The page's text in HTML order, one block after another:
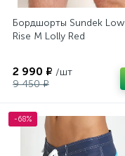
Бордшорты Sundek Low
Rise M Lolly Red
2 990 ₽ /шт
9 450 ₽
-68%